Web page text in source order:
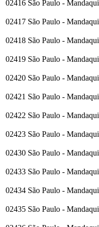
02416 São Paulo - Mandaqui
02417 São Paulo - Mandaqui
02418 São Paulo - Mandaqui
02419 São Paulo - Mandaqui
02420 São Paulo - Mandaqui
02421 São Paulo - Mandaqui
02422 São Paulo - Mandaqui
02423 São Paulo - Mandaqui
02430 São Paulo - Mandaqui
02433 São Paulo - Mandaqui
02434 São Paulo - Mandaqui
02435 São Paulo - Mandaqui